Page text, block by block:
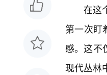
在这
第一次盯
感。这不
现代丛林